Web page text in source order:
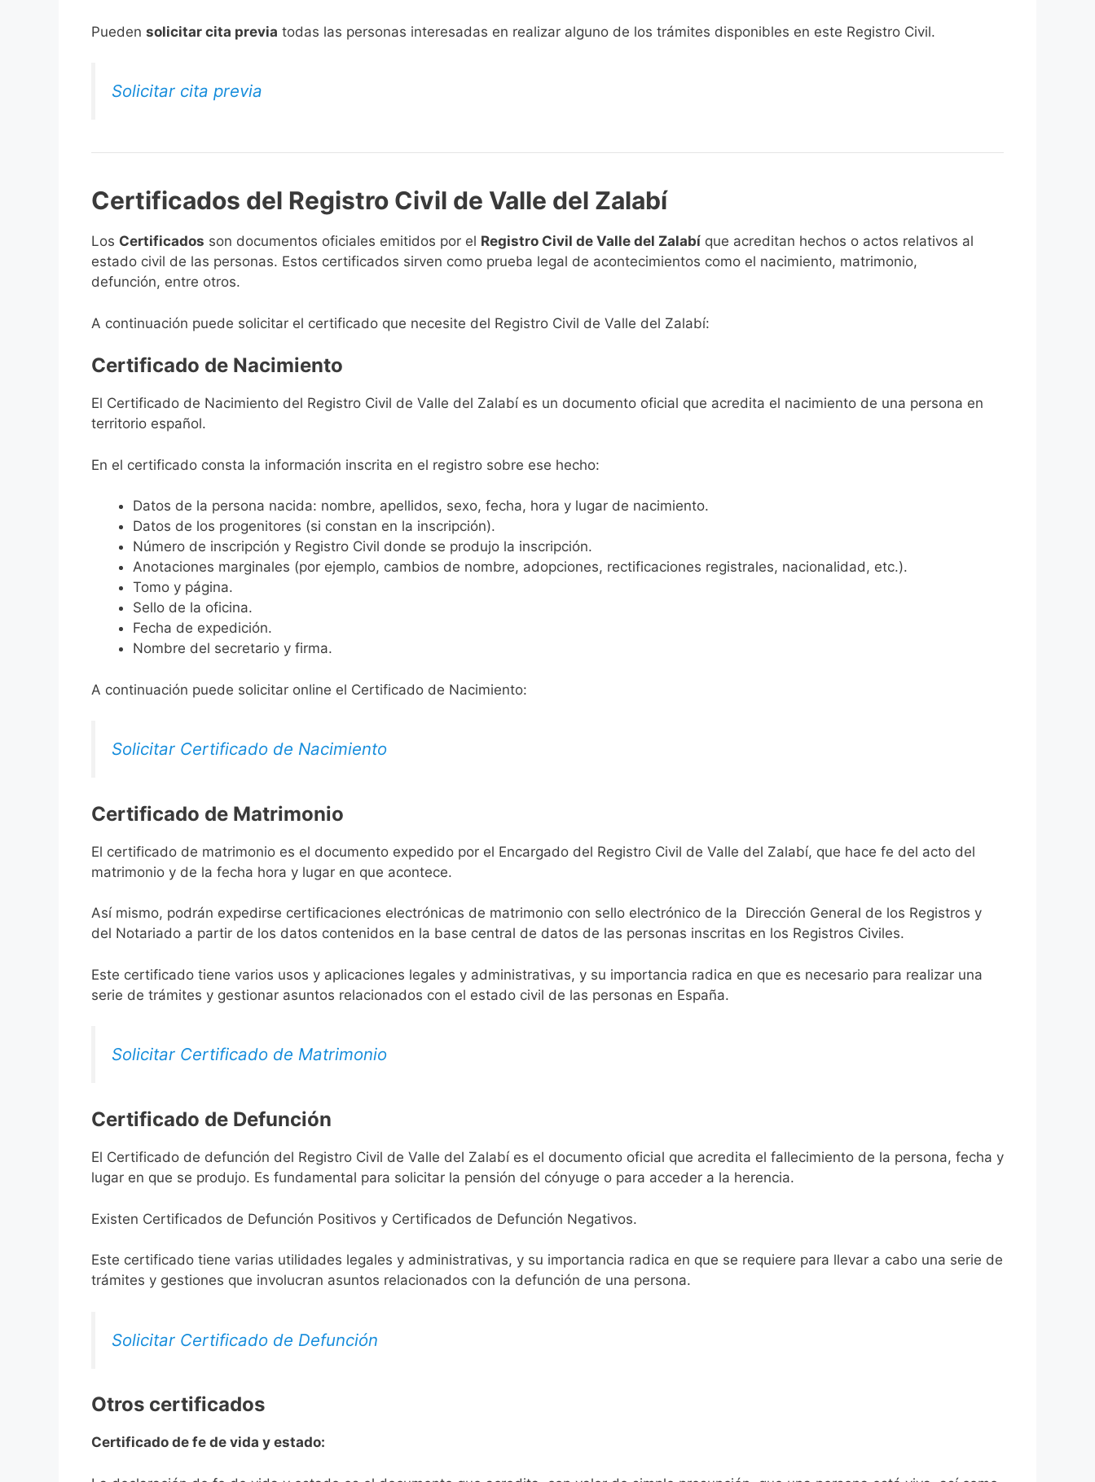
​Pueden solicitar cita previa todas las personas interesadas en realizar alguno de los trámites disponibles en este Registro Civil.​
Solicitar cita previa
Certificados del Registro Civil de Valle del Zalabí
Los Certificados son documentos oficiales emitidos por el Registro Civil de Valle del Zalabí que acreditan hechos o actos relativos al
estado civil de las personas. Estos certificados sirven como prueba legal de acontecimientos como el nacimiento, matrimonio,
defunción, entre otros.
A continuación puede solicitar el certificado que necesite del Registro Civil de Valle del Zalabí:
Certificado de Nacimiento
El Certificado de Nacimiento del Registro Civil de Valle del Zalabí es un documento oficial que acredita el nacimiento de una persona en
territorio español.
En el certificado consta la información inscrita en el registro sobre ese hecho:
Datos de la persona nacida: nombre, apellidos, sexo, fecha, hora y lugar de nacimiento.
Datos de los progenitores (si constan en la inscripción).
Número de inscripción y Registro Civil donde se produjo la inscripción.
Anotaciones marginales (por ejemplo, cambios de nombre, adopciones, rectificaciones registrales, nacionalidad, etc.).
Tomo y página.
Sello de la oficina.
Fecha de expedición.
Nombre del secretario y firma.
A continuación puede solicitar online el Certificado de Nacimiento:
Solicitar Certificado de Nacimiento
Certificado de Matrimonio
El certificado de matrimonio es el documento expedido por el Encargado del Registro Civil de Valle del Zalabí, que hace fe del acto del
matrimonio y de la fecha hora y lugar en que acontece.
Así mismo, podrán expedirse certificaciones electrónicas de matrimonio con sello electrónico de la Dirección General de los Registros y
del Notariado a partir de los datos contenidos en la base central de datos de las personas inscritas en los Registros Civiles.
Este certificado tiene varios usos y aplicaciones legales y administrativas, y su importancia radica en que es necesario para realizar una
serie de trámites y gestionar asuntos relacionados con el estado civil de las personas en España.
Solicitar Certificado de Matrimonio
Certificado de Defunción
El Certificado de defunción del Registro Civil de Valle del Zalabí es el documento oficial que acredita el fallecimiento de la persona, fecha y
lugar en que se produjo. Es fundamental para solicitar la pensión del cónyuge o para acceder a la herencia.
Existen Certificados de Defunción Positivos y Certificados de Defunción Negativos.
Este certificado tiene varias utilidades legales y administrativas, y su importancia radica en que se requiere para llevar a cabo una serie de
trámites y gestiones que involucran asuntos relacionados con la defunción de una persona.
Solicitar Certificado de Defunción
Otros certificados
Certificado de fe de vida y estado: